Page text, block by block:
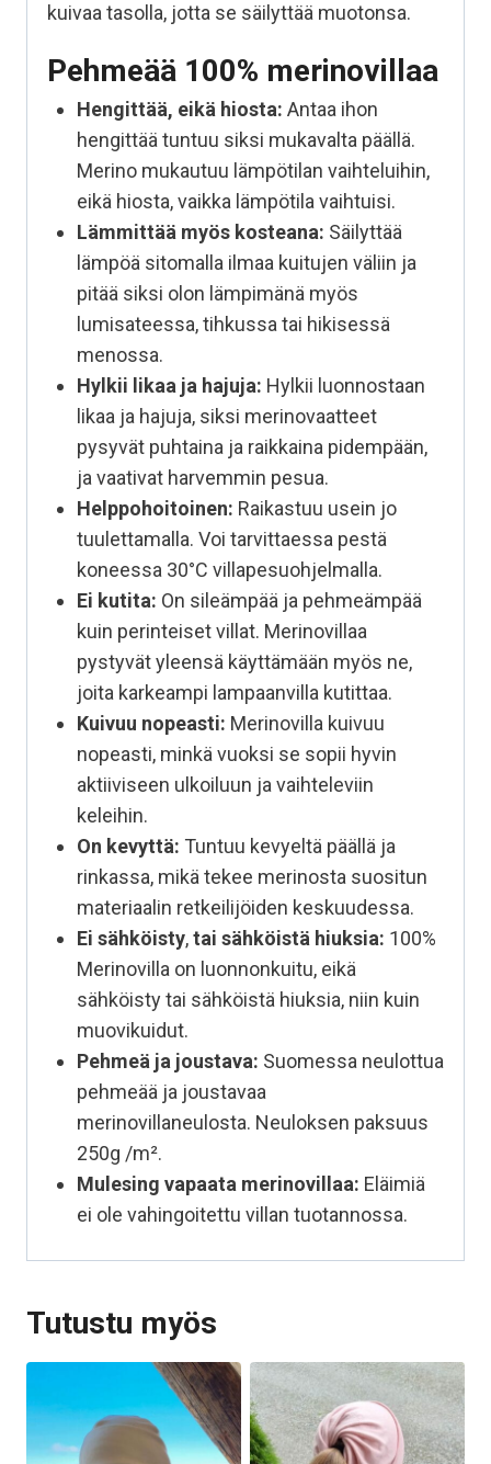
kuivaa tasolla, jotta se säilyttää muotonsa.
Pehmeää 100% merinovillaa
Hengittää, eikä hiosta: Antaa ihon
hengittää tuntuu siksi mukavalta päällä.
Merino mukautuu lämpötilan vaihteluihin,
eikä hiosta, vaikka lämpötila vaihtuisi.
Lämmittää myös kosteana: Säilyttää
lämpöä sitomalla ilmaa kuitujen väliin ja
pitää siksi olon lämpimänä myös
lumisateessa, tihkussa tai hikisessä
menossa.
Hylkii likaa ja hajuja: Hylkii luonnostaan
likaa ja hajuja, siksi merinovaatteet
pysyvät puhtaina ja raikkaina pidempään,
ja vaativat harvemmin pesua.
Helppohoitoinen: Raikastuu usein jo
tuulettamalla. Voi tarvittaessa pestä
koneessa 30°C villapesuohjelmalla.
Ei kutita: On sileämpää ja pehmeämpää
kuin perinteiset villat. Merinovillaa
pystyvät yleensä käyttämään myös ne,
joita karkeampi lampaanvilla kutittaa.
Kuivuu nopeasti: Merinovilla kuivuu
nopeasti, minkä vuoksi se sopii hyvin
aktiiviseen ulkoiluun ja vaihteleviin
keleihin.
On kevyttä: Tuntuu kevyeltä päällä ja
rinkassa, mikä tekee merinosta suositun
materiaalin retkeilijöiden keskuudessa.
Ei sähköisty,tai sähköistä hiuksia: 100%
Merinovilla on luonnonkuitu, eikä
sähköisty tai sähköistä hiuksia, niin kuin
muovikuidut.
Pehmeä ja joustava: Suomessa neulottua
pehmeää ja joustavaa
merinovillaneulosta. Neuloksen paksuus
250g /m².
Mulesing vapaata merinovillaa: Eläimiä
ei ole vahingoitettu villan tuotannossa.
Tutustu myös